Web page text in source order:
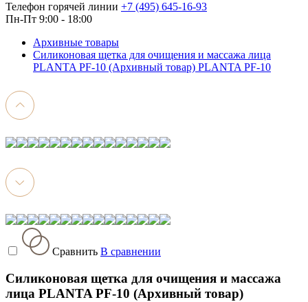
Телефон горячей линии +7 (495) 645-16-93
Пн-Пт 9:00 - 18:00
Архивные товары
Силиконовая щетка для очищения и массажа лица
PLANTA PF-10 (Архивный товар) PLANTA PF-10
Сравнить В сравнении
Силиконовая щетка для очищения и массажа
лица PLANTA PF-10 (Архивный товар)